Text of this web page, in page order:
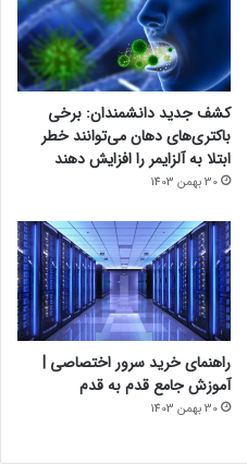
کشف جدید دانشمندان: برخی
باکتری‌های دهان می‌توانند خطر
ابتلا به آلزایمر را افزایش دهند
30 بهمن 1403
راهنمای خرید سرور اختصاصی |
آموزش جامع قدم به قدم
30 بهمن 1403